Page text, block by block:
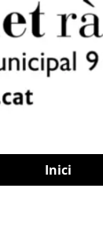
Inici